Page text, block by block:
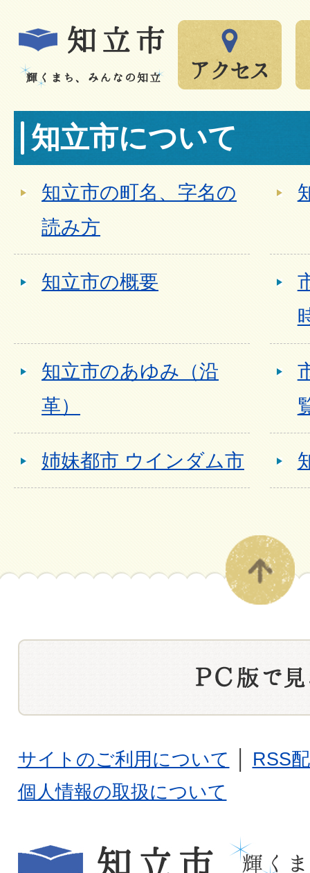
知立市について
知立市の町名、字名の
読み方
知立市の概要
知立市のあゆみ（沿
革）
姉妹都市 ウインダム市
サイトのご利用について
RSS
個人情報の取扱について